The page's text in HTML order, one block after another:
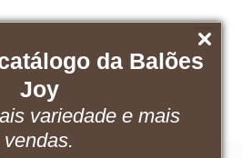
da Balões
Joy
variedade e mais
vendas.
Acesse o App